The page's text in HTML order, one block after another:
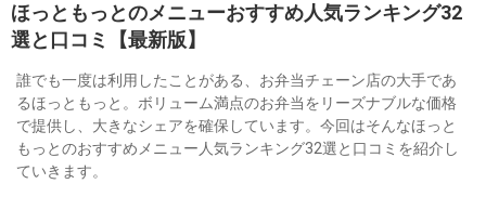
ほっともっとのメニューおすすめ人気ランキング32
選と口コミ【最新版】
誰でも一度は利用したことがある、お弁当チェーン店の大手であ
るほっともっと。ボリューム満点のお弁当をリーズナブルな価格
で提供し、大きなシェアを確保しています。今回はそんなほっと
もっとのおすすめメニュー人気ランキング32選と口コミを紹介し
ていきます。